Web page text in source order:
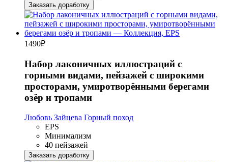
Заказать доработку
1490₽
Набор лаконичных иллюстраций с
горными видами, пейзажей с широкими
просторами, умиротворёнными берегами
озёр и тропами
Любовь Зайцева Горный поход
EPS
Минимализм
40 пейзажей
Заказать доработку